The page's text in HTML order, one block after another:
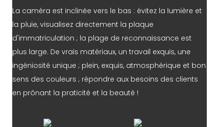
La caméra est inclinée vers le bas : évitez la lumière et
la pluie, visualisez directement la plaque
d'immatriculation ; la plage de reconnaissance est
plus large. De vrais matériaux, un travail exquis, une
ingéniosité unique ; plein, exquis, atmosphérique et bon
sens des couleurs ; répondre aux besoins des clients
en prônant la praticité et la beauté !